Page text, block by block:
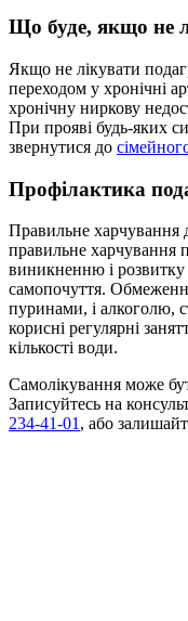
Що буде, якщо не
Якщо не лікувати
переходом у хронічні
хронічну ниркову
При прояві будь-яких
звернутися до
Профілактика
Правильне харчування
правильне харчування
виникненню і розвитку
самопочуття.
пуринами, і алкоголю,
корисні регулярні
кількості води.
Самолікування може
Записуйтесь на
234-41-01 , або